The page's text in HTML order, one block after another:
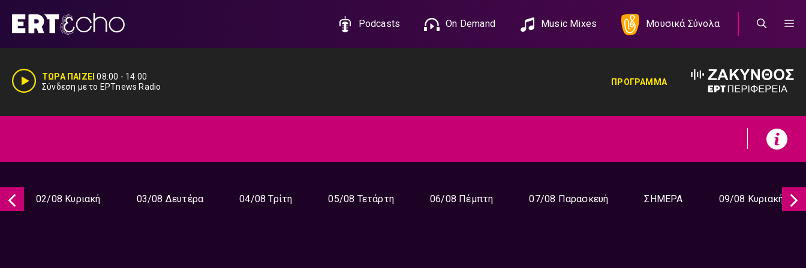
περιεχόμενο
Podcasts On Demand Music Mixes Μουσικά Σύνολα
ΤΩΡΑ ΠΑΙΖΕΙ 08:00 - 14:00
Σύνδεση με το ΕΡΤnews Radio
ΠΡΟΓΡΑΜΜΑ
02/08 Κυριακή 03/08 Δευτέρα 04/08 Τρίτη 05/08 Τετάρτη 06/08 Πέμπτη 07/08 Παρασκευή ΣΗΜΕΡΑ 09/08 Κυριακή